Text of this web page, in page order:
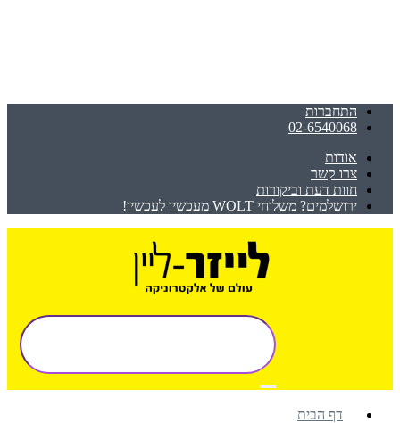
התחברות
02-6540068
אודות
צרו קשר
חוות דעת וביקורות
ירושלמים? משלוחי WOLT מעכשיו לעכשיו!
דף הבית